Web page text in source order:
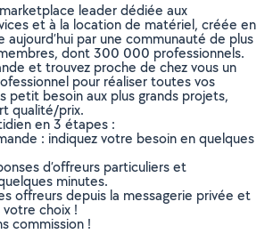
leader dédiée aux
et à la location de matériel, créée en
par une communauté de plus
dont 300 000 professionnels.
et trouvez proche de chez vous un
pour réaliser toutes vos
petit besoin aux plus grands projets,
qualité/prix.
en 3 étapes :
: indiquez votre besoin en quelques
d’offreurs particuliers et
minutes.
offreurs depuis la messagerie privée et
choix !
commission !